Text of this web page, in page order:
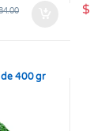
$
de 400 gr